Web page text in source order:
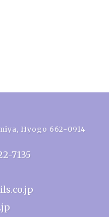
Hyogo 662-0914
7135